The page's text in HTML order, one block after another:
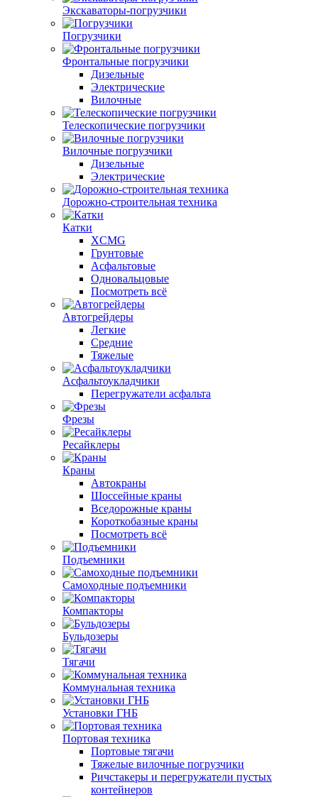
Экскаваторы-погрузчики
Погрузчики
Фронтальные погрузчики
Дизельные
Электрические
Вилочные
Телескопические погрузчики
Вилочные погрузчики
Дизельные
Электрические
Дорожно-строительная техника
Катки
XCMG
Грунтовые
Асфальтовые
Одновальцовые
Посмотреть всё
Автогрейдеры
Легкие
Средние
Тяжелые
Асфальтоукладчики
Перегружатели асфальта
Фрезы
Ресайклеры
Краны
Автокраны
Шоссейные краны
Вседорожные краны
Короткобазные краны
Посмотреть всё
Подъемники
Самоходные подъемники
Компакторы
Бульдозеры
Тягачи
Коммунальная техника
Установки ГНБ
Портовая техника
Портовые тягачи
Тяжелые вилочные погрузчики
Ричстакеры и перегружатели пустых
контейнеров